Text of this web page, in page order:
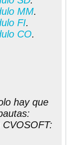
MM.
FI.
CO.
hay que